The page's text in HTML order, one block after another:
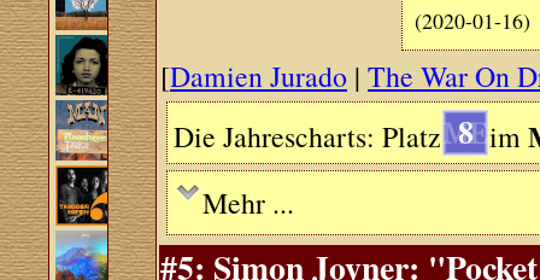
(2020-01-16)
[Damien Jurado |The War On
Die Jahrescharts: Platz 8 im
Mehr ...
#5: Simon Joyner: